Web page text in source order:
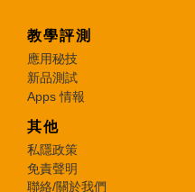
教學評測
應用秘技
新品測試
Apps 情報
其他
私隱政策
免責聲明
聯絡/關於我們